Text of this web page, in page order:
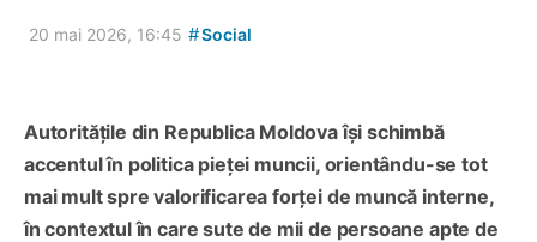
20 mai 2026, 16:45 #Social
Autoritățile din Republica Moldova își schimbă
accentul în politica pieței muncii, orientându-se tot
mai mult spre valorificarea forței de muncă interne,
în contextul în care sute de mii de persoane apte de